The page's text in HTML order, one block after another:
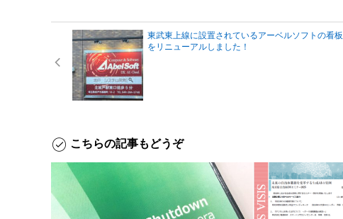
東武東上線に設置されているアーベルソフトの看板
をリニューアルしました！
こちらの記事もどうぞ